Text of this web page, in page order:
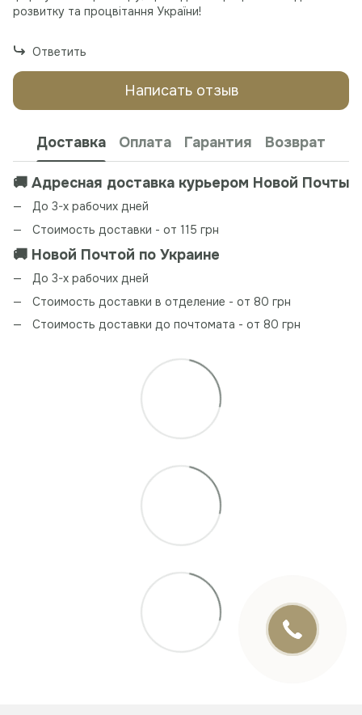
розвитку та процвітання України!
Ответить
Написать отзыв
Доставка Оплата Гарантия Возврат
🚚 Адресная доставка курьером Новой Почты
До 3-х рабочих дней
Стоимость доставки - от 115 грн
🚚 Новой Почтой по Украине
До 3-х рабочих дней
Стоимость доставки в отделение - от 80 грн
Стоимость доставки до почтомата - от 80 грн